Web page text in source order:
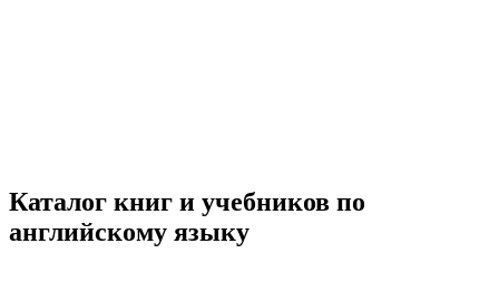
Каталог книг и учебников по
английскому языку